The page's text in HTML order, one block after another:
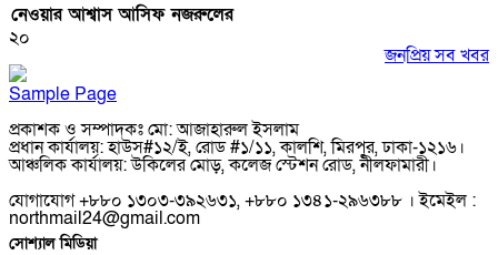
নেওয়ার আশ্বাস আসিফ নজরুলের
২০
জনপ্রিয় সব খবর
Sample Page
প্রকাশক ও সম্পাদকঃ মো: আজাহারুল ইসলাম
প্রধান কার্যালয়: হাউস#১২/ই, রোড #১/১১, কালশি, মিরপুর, ঢাকা-১২১৬।
আঞ্চলিক কার্যালয়: উকিলের মোড়, কলেজ স্টেশন রোড, নীলফামারী।
যোগাযোগ +৮৮০ ১৩০৩-৩৯২৬৩১, +৮৮০ ১৩৪১-২৯৬৩৮৮ । ইমেইল :
northmail24@gmail.com
সোশ্যাল মিডিয়া